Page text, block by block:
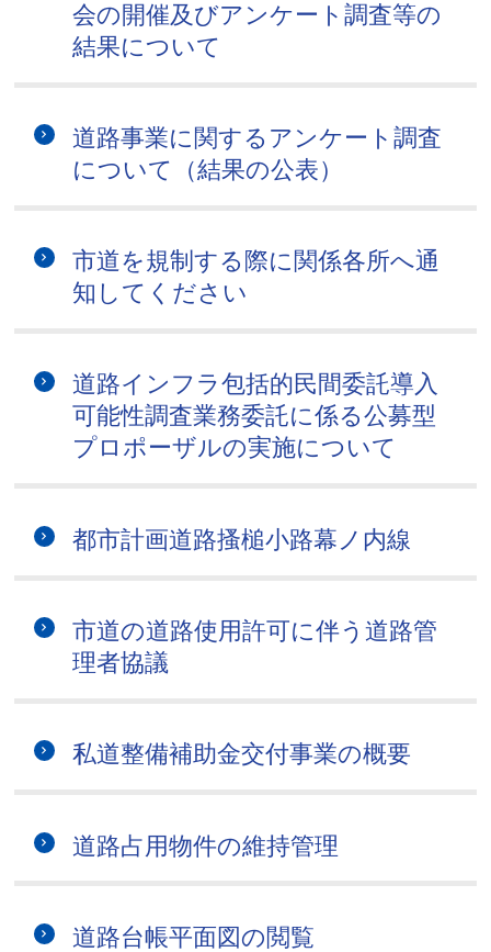
会の開催及びアンケート調査等の
結果について
道路事業に関するアンケート調査
について（結果の公表）
市道を規制する際に関係各所へ通
知してください
道路インフラ包括的民間委託導入
可能性調査業務委託に係る公募型
プロポーザルの実施について
都市計画道路搔槌小路幕ノ内線
市道の道路使用許可に伴う道路管
理者協議
私道整備補助金交付事業の概要
道路占用物件の維持管理
道路台帳平面図の閲覧